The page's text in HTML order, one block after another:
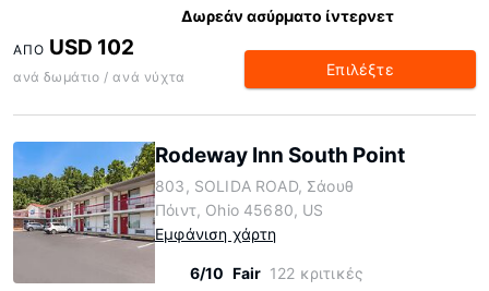
Δωρεάν ασύρματο ίντερνετ
ΑΠΌ USD 102
ανά δωμάτιο / ανά νύχτα Επιλέξτε
Rodeway Inn South Point
803, SOLIDA ROAD, Σάουθ
Πόιντ, Ohio 45680, US
Εμφάνιση χάρτη
6/10 Fair 122 κριτικές